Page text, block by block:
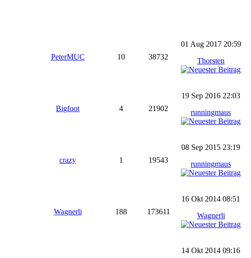
PeterMUC 10 38732
01 Aug 2017 20:59
Thorsten
Bigfoot 4 21902
19 Sep 2016 22:03
runningmaus
crazy 1 19543
08 Sep 2015 23:19
runningmaus
Wagnerli 188 173611
16 Okt 2014 08:51
Wagnerli
14 Okt 2014 09:16